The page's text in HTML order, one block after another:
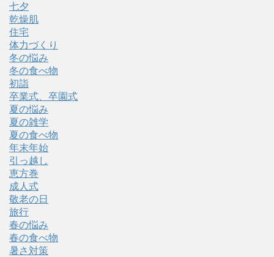
七夕
乾燥肌
住宅
体力づくり
冬の悩み
冬の食べ物
初詣
卒業式、卒園式
夏の悩み
夏の雑学
夏の食べ物
年末年始
引っ越し
恵方巻
成人式
敬老の日
旅行
春の悩み
春の食べ物
暑さ対策